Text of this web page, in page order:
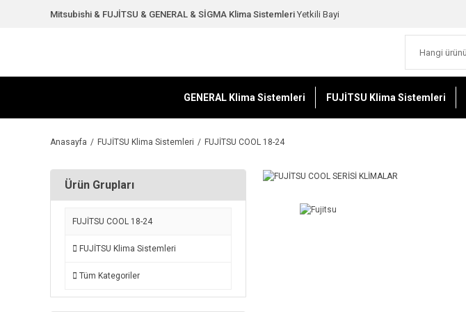
Mitsubishi & FUJİTSU & GENERAL & SİGMA Klima Sistemleri Yetkili Bayi
GENERAL Klima Sistemleri FUJİTSU Klima Sistemleri
Anasayfa FUJİTSU Klima Sistemleri FUJİTSU COOL 18-24
Ürün Grupları
FUJİTSU COOL 18-24
FUJİTSU Klima Sistemleri
Tüm Kategoriler